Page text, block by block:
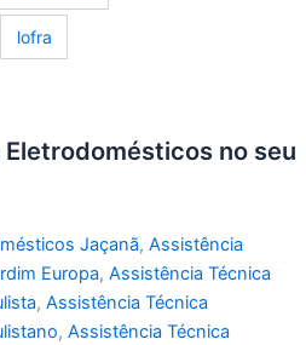
lofra
no seu
Jaçanã, Assistência
Europa, Assistência Técnica
, Assistência Técnica
, Assistência Técnica